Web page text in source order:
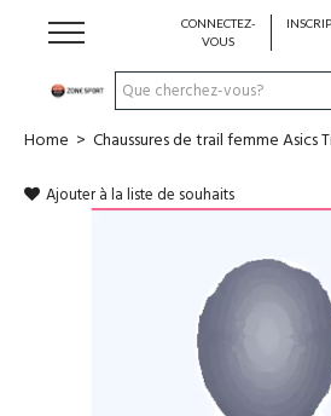
CONNECTEZ-
VOUS
Running & Trail
Randonnée
Home > Chaussures de trail femme Asics
Ajouter à la liste de souhaits